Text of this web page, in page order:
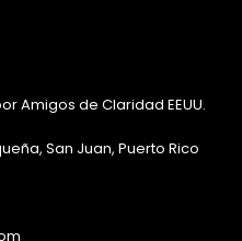
Amigos de Claridad EEUU.
San Juan, Puerto Rico